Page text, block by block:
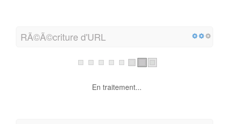
RÃ©Ã©criture d'URL
En traitement...